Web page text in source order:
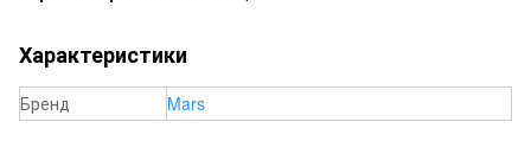
Характеристики
Бренд Mars